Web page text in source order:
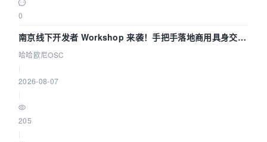
0
南京线下开发者 Workshop 来袭！手把手落地商用具身交互
智能 Agent 应用
哈哈欧尼OSC
2026-08-07
205